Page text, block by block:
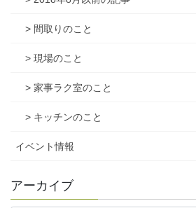
> 間取りのこと
> 現場のこと
> 家事ラク室のこと
> キッチンのこと
イベント情報
アーカイブ